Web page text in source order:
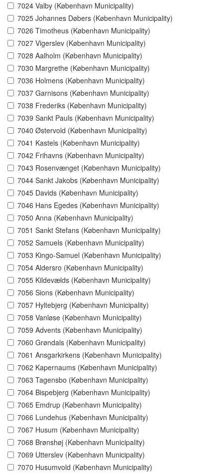
7024 Valby (København Municipality)
7025 Johannes Døbers (København Municipality)
7026 Timotheus (København Municipality)
7027 Vigerslev (København Municipality)
7028 Aalholm (København Municipality)
7030 Margrethe (København Municipality)
7036 Holmens (København Municipality)
7037 Garnisons (København Municipality)
7038 Frederiks (København Municipality)
7039 Sankt Pauls (København Municipality)
7040 Østervold (København Municipality)
7041 Kastels (København Municipality)
7042 Frihavns (København Municipality)
7043 Rosenvænget (København Municipality)
7044 Sankt Jakobs (København Municipality)
7045 Davids (København Municipality)
7046 Hans Egedes (København Municipality)
7050 Anna (København Municipality)
7051 Sankt Stefans (København Municipality)
7052 Samuels (København Municipality)
7053 Kingo-Samuel (København Municipality)
7054 Aldersro (København Municipality)
7055 Kildevælds (København Municipality)
7056 Sions (København Municipality)
7057 Hyltebjerg (København Municipality)
7058 Vanløse (København Municipality)
7059 Advents (København Municipality)
7060 Grøndals (København Municipality)
7061 Ansgarkirkens (København Municipality)
7062 Kapernaums (København Municipality)
7063 Tagensbo (København Municipality)
7064 Bispebjerg (København Municipality)
7065 Emdrup (København Municipality)
7066 Lundehus (København Municipality)
7067 Husum (København Municipality)
7068 Brønshøj (København Municipality)
7069 Utterslev (København Municipality)
7070 Husumvold (København Municipality)